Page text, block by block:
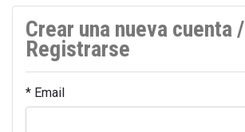
Crear una nueva cuenta /
Registrarse
* Email